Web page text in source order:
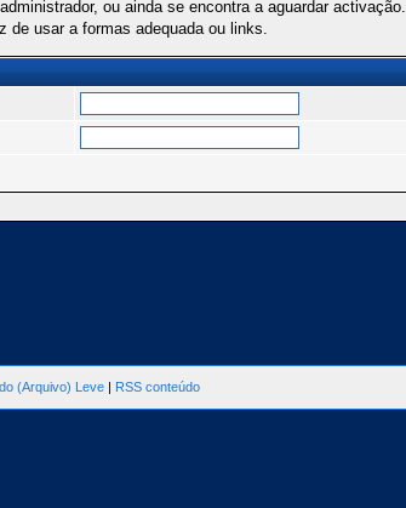
ou ainda se encontra a aguardar activação.
de usar a formas adequada ou links.
(Arquivo) Leve | RSS conteúdo